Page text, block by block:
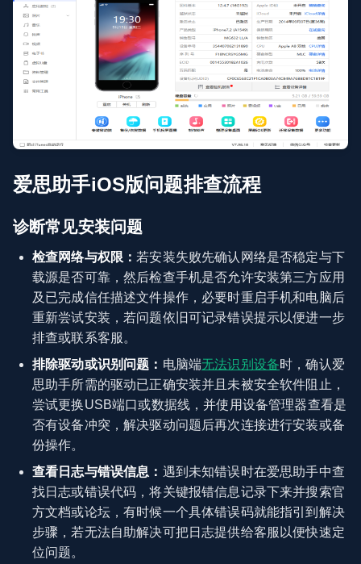
爱思助手iOS版问题排查流程
诊断常见安装问题
检查网络与权限： 若安装失败先确认网络是否稳定与下
载源是否可靠，然后检查手机是否允许安装第三方应用
及已完成信任描述文件操作，必要时重启手机和电脑后
重新尝试安装，若问题依旧可记录错误提示以便进一步
排查或联系客服。
排除驱动或识别问题： 电脑端无法识别设备时，确认爱
思助手所需的驱动已正确安装并且未被安全软件阻止，
尝试更换USB端口或数据线，并使用设备管理器查看是
否有设备冲突，解决驱动问题后再次连接进行安装或备
份操作。
查看日志与错误信息： 遇到未知错误时在爱思助手中查
找日志或错误代码，将关键报错信息记录下来并搜索官
方文档或论坛，有时候一个具体错误码就能指引到解决
步骤，若无法自助解决可把日志提供给客服以便快速定
位问题。